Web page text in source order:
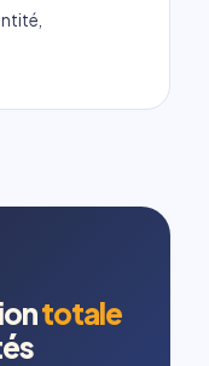
totale